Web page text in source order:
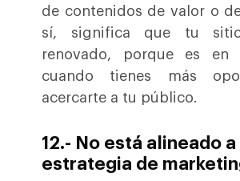
de contenidos de valor o
sí, significa que tu
renovado, porque es en
cuando tienes más
acercarte a tu público.
12.- No está alineado a
estrategia de